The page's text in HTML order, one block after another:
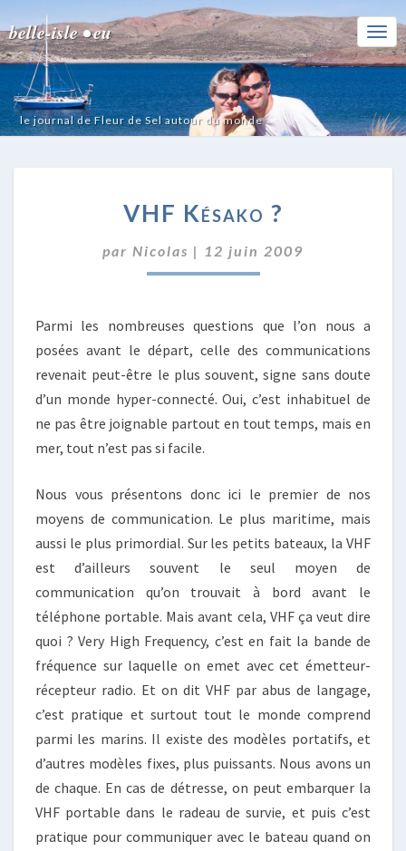
belle-isle • eu
le journal de Fleur de Sel autour du monde
KÉSAKO
VHF Késako ?
par Nicolas | 12 juin 2009
Parmi les nombreuses questions que l’on nous a
posées avant le départ, celle des communications
revenait peut-être le plus souvent, signe sans doute
d’un monde hyper-connecté. Oui, c’est inhabituel de
ne pas être joignable partout en tout temps, mais en
mer, tout n’est pas si facile.
Nous vous présentons donc ici le premier de nos
moyens de communication. Le plus maritime, mais
aussi le plus primordial. Sur les petits bateaux, la VHF
est d’ailleurs souvent le seul moyen de
communication qu’on trouvait à bord avant le
téléphone portable. Mais avant cela, VHF ça veut dire
quoi ? Very High Frequency, c’est en fait la bande de
fréquence sur laquelle on emet avec cet émetteur-
récepteur radio. Et on dit VHF par abus de langage,
c’est pratique et surtout tout le monde comprend
parmi les marins. Il existe des modèles portatifs, et
d’autres modèles fixes, plus puissants. Nous avons un
de chaque. En cas de détresse, on peut embarquer la
VHF portable dans le radeau de survie, et puis c’est
pratique pour communiquer avec le bateau quand on